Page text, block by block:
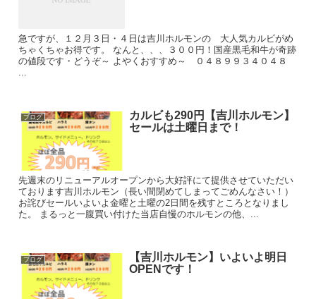
急ですが、１２月３日・４日は吉川ホルモンの 大人気カルビがめ
ちゃくちゃお得です。 なんと、、、３００円！国産黒毛和牛が奇跡
の値段です・どうぞ～ よやくおすすめ～ ０４８９９３４０４８
ブログ
カルビも290円【吉川ホルモン】
セールは土曜日まで！
先週末のリニューアルオープンから大好評にて提供させていただい
ております吉川ホルモン（長い間閉めてしまってごめんなさい！）
お詫びセールいよいよ金曜と土曜の2日間を残すところとなりまし
た。 まるっと一腹買い付けた当店自慢のホルモンの他、...
ブログ
【吉川ホルモン】いよいよ明日
OPENです！